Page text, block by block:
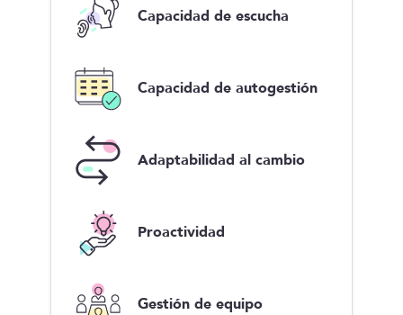
Capacidad de escucha
Capacidad de autogestión
Adaptabilidad al cambio
Proactividad
Gestión de equipo